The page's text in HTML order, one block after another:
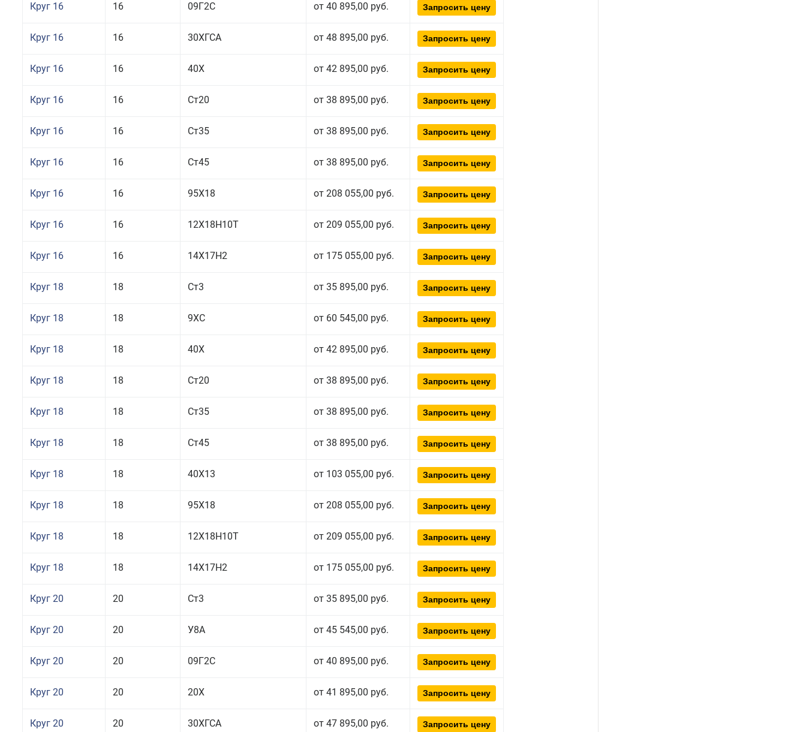
Круг 16 16 09Г2С от 40 895,00 руб. Запросить цену
Круг 16 16 30ХГСА от 48 895,00 руб. Запросить цену
Круг 16 16 40Х от 42 895,00 руб. Запросить цену
Круг 16 16 Ст20 от 38 895,00 руб. Запросить цену
Круг 16 16 Ст35 от 38 895,00 руб. Запросить цену
Круг 16 16 Ст45 от 38 895,00 руб. Запросить цену
Круг 16 16 95Х18 от 208 055,00 руб. Запросить цену
Круг 16 16 12Х18Н10Т от 209 055,00 руб. Запросить цену
Круг 16 16 14Х17Н2 от 175 055,00 руб. Запросить цену
Круг 18 18 Ст3 от 35 895,00 руб. Запросить цену
Круг 18 18 9ХС от 60 545,00 руб. Запросить цену
Круг 18 18 40Х от 42 895,00 руб. Запросить цену
Круг 18 18 Ст20 от 38 895,00 руб. Запросить цену
Круг 18 18 Ст35 от 38 895,00 руб. Запросить цену
Круг 18 18 Ст45 от 38 895,00 руб. Запросить цену
Круг 18 18 40Х13 от 103 055,00 руб. Запросить цену
Круг 18 18 95Х18 от 208 055,00 руб. Запросить цену
Круг 18 18 12Х18Н10Т от 209 055,00 руб. Запросить цену
Круг 18 18 14Х17Н2 от 175 055,00 руб. Запросить цену
Круг 20 20 Ст3 от 35 895,00 руб. Запросить цену
Круг 20 20 У8А от 45 545,00 руб. Запросить цену
Круг 20 20 09Г2С от 40 895,00 руб. Запросить цену
Круг 20 20 20Х от 41 895,00 руб. Запросить цену
Круг 20 20 30ХГСА от 47 895,00 руб. Запросить цену